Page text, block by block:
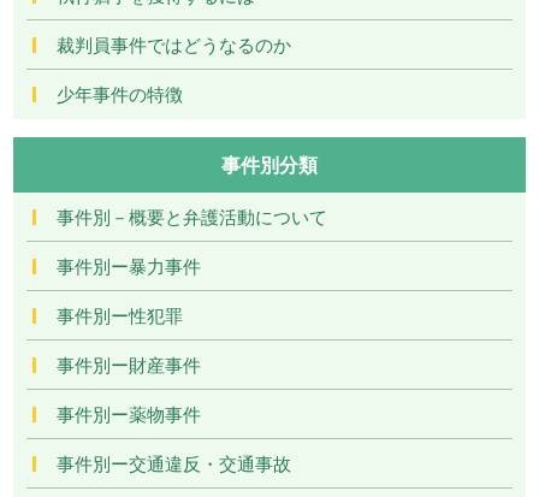
裁判員事件ではどうなるのか
少年事件の特徴
事件別分類
事件別－概要と弁護活動について
事件別ー暴力事件
事件別ー性犯罪
事件別ー財産事件
事件別ー薬物事件
事件別ー交通違反・交通事故